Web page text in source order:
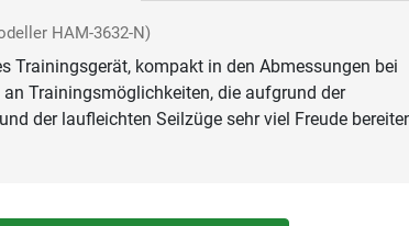
HAM-3632-N)
Trainingsgerät, kompakt in den Abmessungen bei
Trainingsmöglichkeiten, die aufgrund der
der laufleichten Seilzüge sehr viel Freude